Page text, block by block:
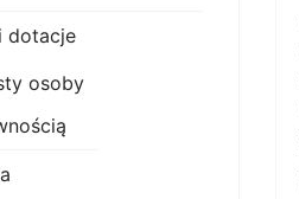
dotacje
osoby